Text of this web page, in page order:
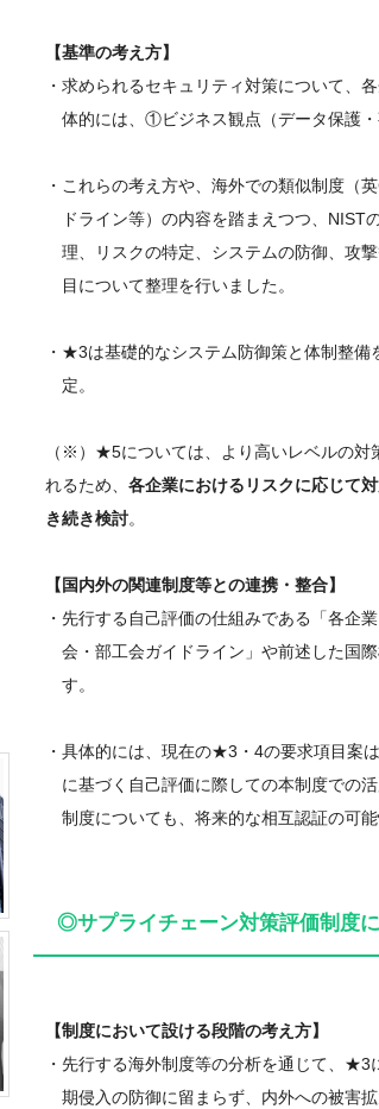
【基準の考え方】
・求められるセキュリティ対策について
体的には、①ビジネス観点（データ保護・
・これらの考え方や、海外での類似制度（
ドライン等）の内容を踏まえつつ、NIST
理、リスクの特定、システムの防御、攻
目について整理を行いました。
・★3は基礎的なシステム防御策と体制整
定。
（※）★5については、より高いレベルの対
れるため、 各企業におけるリスクに応じて
き続き検討。
【国内外の関連制度等との連携・整合】
・先行する自己評価の仕組みである「各
会・部工会ガイドライン」や前述した国
す。
・具体的には、現在の★3・4の要求項目案
に基づく自己評価に際しての本制度での
制度についても、将来的な相互認証の可
◎サプライチェーン対策評価制度
【制度において設ける段階の考え方】
・先行する海外制度等の分析を通じて、
期侵入の防御に留まらず、内外への被害